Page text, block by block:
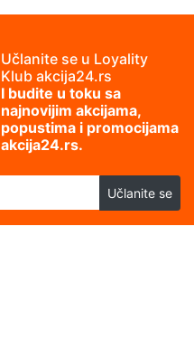
Učlanite se u Loyality
Klub akcija24.rs
I budite u toku sa
najnovijim akcijama,
popustima i promocijama
akcija24.rs.
Učlanite se